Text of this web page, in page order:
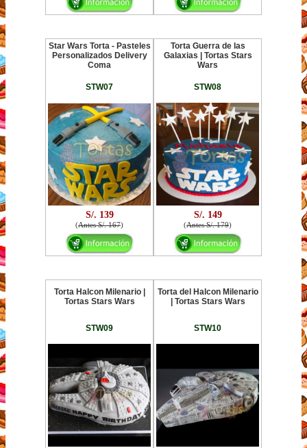
Star Wars Torta - Pasteles
Personalizados Delivery
Coma
STW07
S/. 139
(Antes S/. 167)
Torta Guerra de las
Galaxias | Tortas Stars
Wars
STW08
S/. 149
(Antes S/. 179)
Torta Halcon Milenario |
Tortas Stars Wars
STW09
Torta del Halcon Milenario
| Tortas Stars Wars
STW10